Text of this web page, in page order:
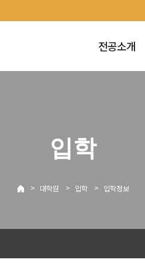
전공소개
입학
> 대학원 > 입학 > 입학정보